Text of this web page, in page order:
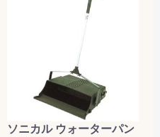
ソニカル ウォーターパン